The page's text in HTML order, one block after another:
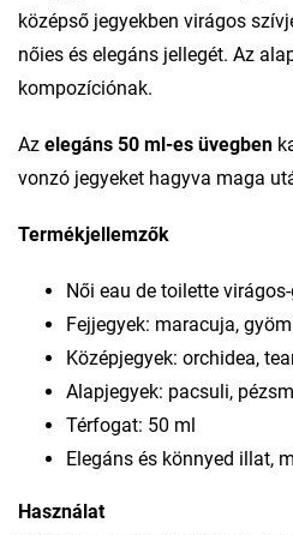
középső jegyekben virágos
nőies és elegáns jellegét. Az
kompozíciónak.
Az elegáns 50 ml-es üvegben
vonzó jegyeket hagyva maga
Termékjellemzők
Női eau de toilette
Fejjegyek: maracuja,
Középjegyek: orchidea,
Alapjegyek: pacsuli,
Térfogat: 50 ml
Elegáns és könnyed illat,
Használat